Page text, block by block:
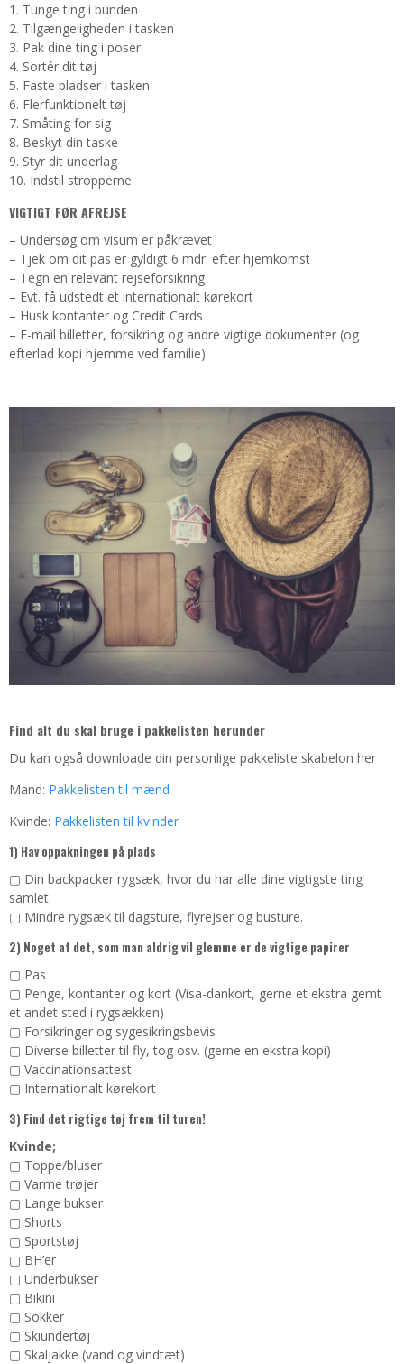
1. Tunge ting i bunden
2. Tilgængeligheden i tasken
3. Pak dine ting i poser
4. Sortér dit tøj
5. Faste pladser i tasken
6. Flerfunktionelt tøj
7. Småting for sig
8. Beskyt din taske
9. Styr dit underlag
10. Indstil stropperne
VIGTIGT FØR AFREJSE
– Undersøg om visum er påkrævet
– Tjek om dit pas er gyldigt 6 mdr. efter hjemkomst
– Tegn en relevant rejseforsikring
– Evt. få udstedt et internationalt kørekort
– Husk kontanter og Credit Cards
– E-mail billetter, forsikring og andre vigtige dokumenter (og
efterlad kopi hjemme ved familie)
Find alt du skal bruge i pakkelisten herunder
Du kan også downloade din personlige pakkeliste skabelon her
Mand: Pakkelisten til mænd
Kvinde: Pakkelisten til kvinder
1) Hav oppakningen på plads
▢ Din backpacker rygsæk, hvor du har alle dine vigtigste ting
samlet.
▢ Mindre rygsæk til dagsture, flyrejser og busture.
2) Noget af det, som man aldrig vil glemme er de vigtige papirer
▢ Pas
▢ Penge, kontanter og kort (Visa-dankort, gerne et ekstra gemt
et andet sted i rygsækken)
▢ Forsikringer og sygesikringsbevis
▢ Diverse billetter til fly, tog osv. (gerne en ekstra kopi)
▢ Vaccinationsattest
▢ Internationalt kørekort
3) Find det rigtige tøj frem til turen!
Kvinde;
▢ Toppe/bluser
▢ Varme trøjer
▢ Lange bukser
▢ Shorts
▢ Sportstøj
▢ BH’er
▢ Underbukser
▢ Bikini
▢ Sokker
▢ Skiundertøj
▢ Skaljakke (vand og vindtæt)